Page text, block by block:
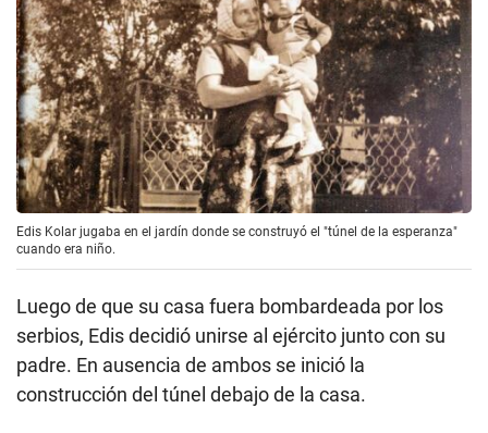
Edis Kolar jugaba en el jardín donde se construyó el "túnel de la esperanza"
cuando era niño.
Luego de que su casa fuera bombardeada por los
serbios, Edis decidió unirse al ejército junto con su
padre. En ausencia de ambos se inició la
construcción del túnel debajo de la casa.